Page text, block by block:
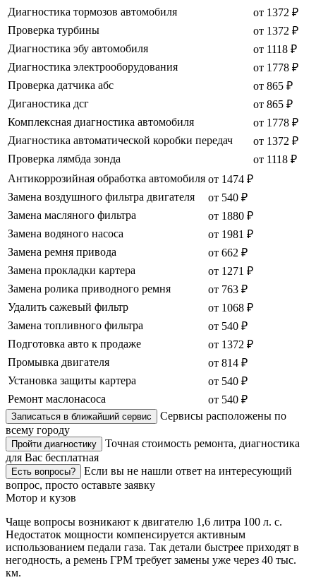
Диагностика тормозов автомобиля
от 1372 ₽
Проверка турбины
от 1372 ₽
Диагностика эбу автомобиля
от 1118 ₽
Диагностика электрооборудования
от 1778 ₽
Проверка датчика абс
от 865 ₽
Диганостика дсг
от 865 ₽
Комплексная диагностика автомобиля
от 1778 ₽
Диагностика автоматической коробки передач
от 1372 ₽
Проверка лямбда зонда
от 1118 ₽
Антикоррозийная обработка автомобиля от 1474 ₽
Замена воздушного фильтра двигателя
от 540 ₽
Замена масляного фильтра
от 1880 ₽
Замена водяного насоса
от 1981 ₽
Замена ремня привода
от 662 ₽
Замена прокладки картера
от 1271 ₽
Замена ролика приводного ремня
от 763 ₽
Удалить сажевый фильтр
от 1068 ₽
Замена топливного фильтра
от 540 ₽
Подготовка авто к продаже
от 1372 ₽
Промывка двигателя
от 814 ₽
Установка защиты картера
от 540 ₽
Ремонт маслонасоса
от 540 ₽
Записаться в ближайший сервис
Сервисы расположены по
всему городу
Пройти диагностику
Точная стоимость ремонта, диагностика
для Вас бесплатная
Есть вопросы?
Если вы не нашли ответ на интересующий
вопрос, просто оставьте заявку
Мотор и кузов
Чаще вопросы возникают к двигателю 1,6 литра 100 л. с.
Недостаток мощности компенсируется активным
использованием педали газа. Так детали быстрее приходят в
негодность, а ремень ГРМ требует замены уже через 40 тыс.
км.